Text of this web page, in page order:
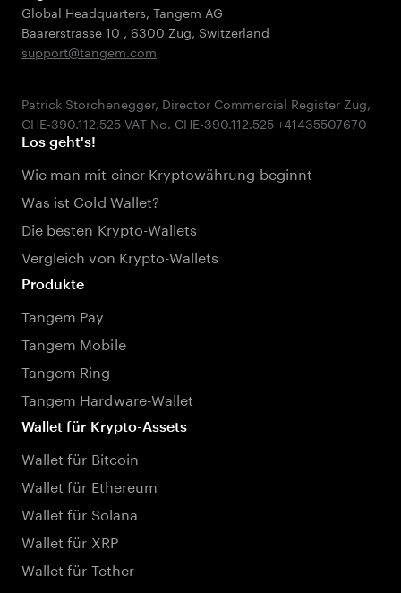
Global Headquarters, Tangem AG
Baarerstrasse 10 , 6300 Zug, Switzerland
support@tangem.com
Patrick Storchenegger, Director Commercial Register Zug,
Los geht's!
Wie man mit einer Kryptowährung beginnt
Was ist Cold Wallet?
Die besten Krypto-Wallets
Vergleich von Krypto-Wallets
Produkte
Tangem Pay
Tangem Mobile
Tangem Ring
Tangem Hardware-Wallet
Wallet für Krypto-Assets
Wallet für Bitcoin
Wallet für Ethereum
Wallet für Solana
Wallet für XRP
Wallet für Tether